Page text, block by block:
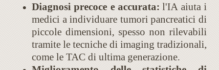
Diagnosi precoce e accurata: l'IA aiuta i
medici a individuare tumori pancreatici di
piccole dimensioni, spesso non rilevabili
tramite le tecniche di imaging tradizionali,
come le TAC di ultima generazione​​.